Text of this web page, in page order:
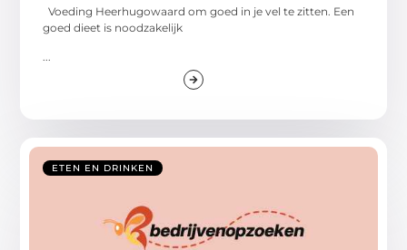
Voeding Heerhugowaard om goed in je vel te zitten. Een
goed dieet is noodzakelijk
...
ETEN EN DRINKEN